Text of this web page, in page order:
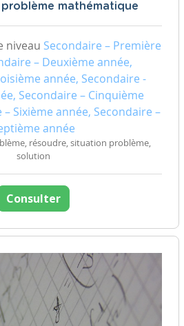
problème mathématique
niveau Secondaire – Première
– Deuxième année,
année, Secondaire -
Secondaire – Cinquième
Sixième année, Secondaire –
année
résoudre, situation problème,
solution
Consulter